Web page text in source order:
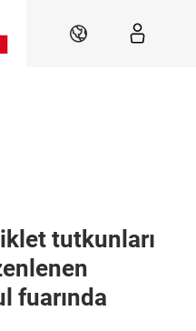
TR
tutkunları
fuarında